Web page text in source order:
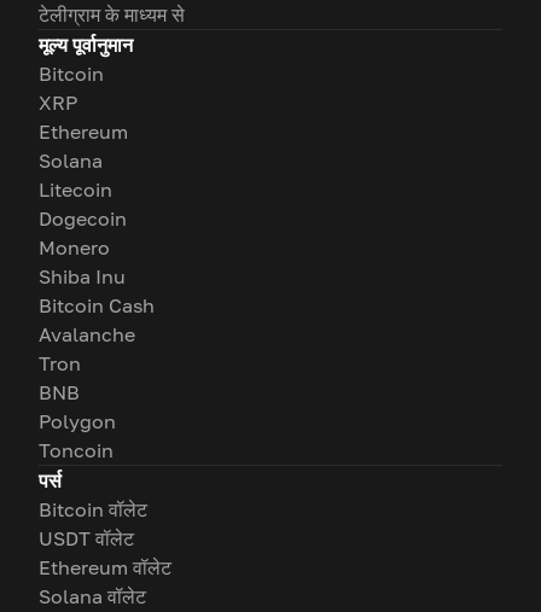
टेलीग्राम के माध्यम से
मूल्य पूर्वानुमान
Bitcoin
XRP
Ethereum
Solana
Litecoin
Dogecoin
Monero
Shiba Inu
Bitcoin Cash
Avalanche
Tron
BNB
Polygon
Toncoin
पर्स
Bitcoin वॉलेट
USDT वॉलेट
Ethereum वॉलेट
Solana वॉलेट